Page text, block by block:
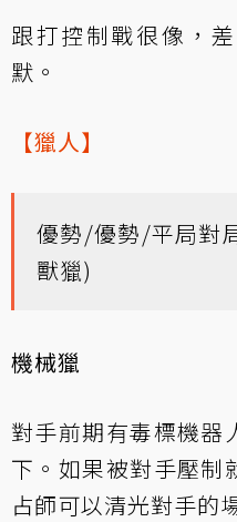
跟打控制戰很像，
默。
【獵人】
優勢/優勢/平局對
獸獵)
機械獵
對手前期有毒標機器
下。如果被對手壓制
占師可以清光對手的